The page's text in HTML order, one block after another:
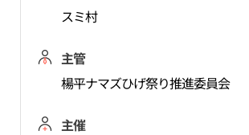
スミ村
主管
楊平ナマズひげ祭り推進委員会
主催